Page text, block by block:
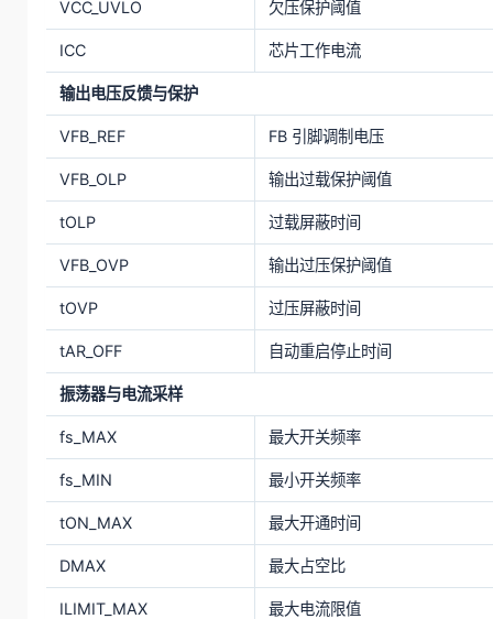
VCC_UVLO 欠压保护阈值
ICC 芯片工作电流
输出电压反馈与保护
VFB_REF FB 引脚调制电压
VFB_OLP 输出过载保护阈值
tOLP 过载屏蔽时间
VFB_OVP 输出过压保护阈值
tOVP 过压屏蔽时间
tAR_OFF 自动重启停止时间
振荡器与电流采样
fs_MAX 最大开关频率
fs_MIN 最小开关频率
tON_MAX 最大开通时间
DMAX 最大占空比
ILIMIT_MAX 最大电流限值